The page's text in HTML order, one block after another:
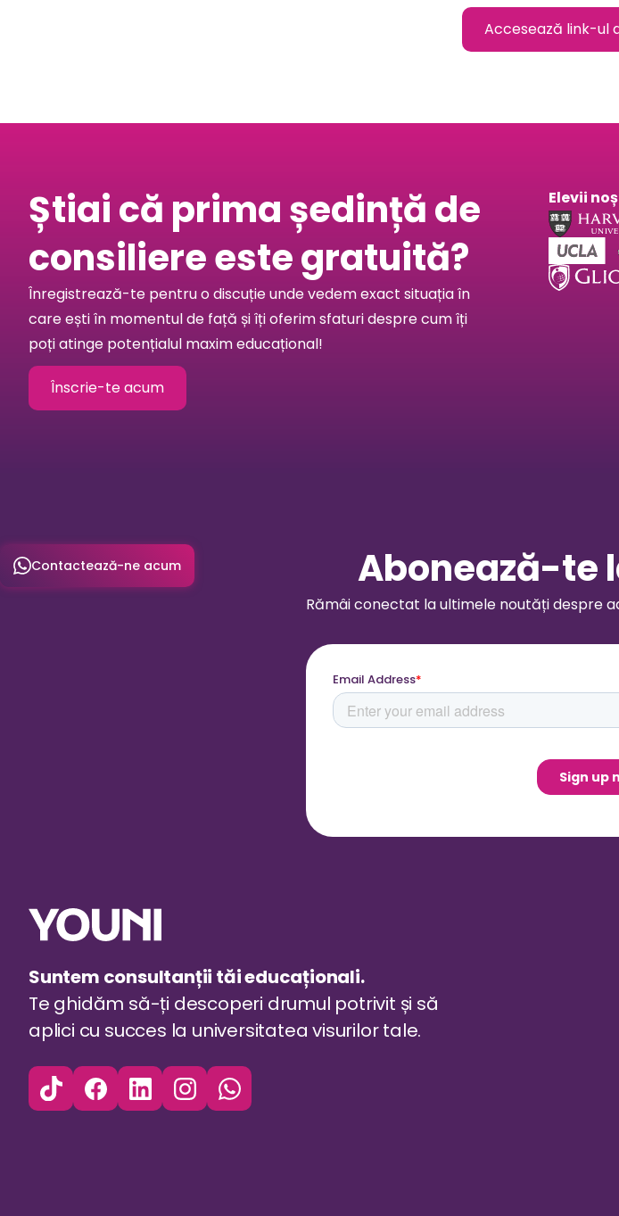
Accesează link-ul
Știai că prima ședință de
consiliere este gratuită?
Înregistrează-te pentru o discuție unde vedem exact situația în
care ești în momentul de față și îți oferim sfaturi despre cum îți
poți atinge potențialul maxim educațional!
Înscrie-te acum
Elevii
Contactează-ne acum Abonează-te
Rămâi conectat la ultimele noutăți despre
Suntem consultanții tăi educaționali.
Te ghidăm să-ți descoperi drumul potrivit și să
aplici cu succes la universitatea visurilor tale.